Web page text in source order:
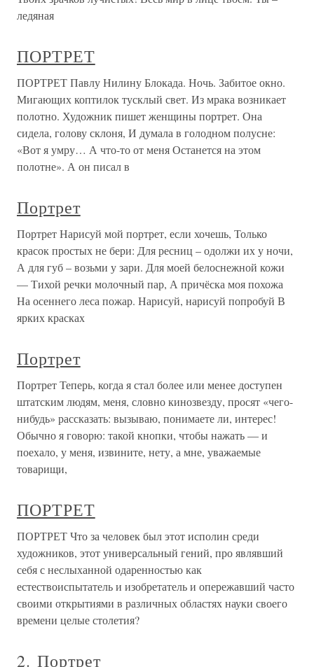
ледяная
ПОРТРЕТ
ПОРТРЕТ Павлу Нилину Блокада. Ночь. Забитое окно.
Мигающих коптилок тусклый свет. Из мрака возникает
полотно. Художник пишет женщины портрет. Она
сидела, голову склоня, И думала в голодном полусне:
«Вот я умру… А что-то от меня Останется на этом
полотне». А он писал в
Портрет
Портрет Нарисуй мой портрет, если хочешь, Только
красок простых не бери: Для ресниц – одолжи их у ночи,
А для губ – возьми у зари. Для моей белоснежной кожи
— Тихой речки молочный пар, А причёска моя похожа
На осеннего леса пожар. Нарисуй, нарисуй попробуй В
ярких красках
Портрет
Портрет Теперь, когда я стал более или менее доступен
штатским людям, меня, словно кинозвезду, просят «чего-
нибудь» рассказать: вызываю, понимаете ли, интерес!
Обычно я говорю: такой кнопки, чтобы нажать — и
поехало, у меня, извините, нету, а мне, уважаемые
товарищи,
ПОРТРЕТ
ПОРТРЕТ Что за человек был этот исполин среди
художников, этот универсальный гений, про являвший
себя с неслыханной одаренностью как
естествоиспытатель и изобретатель и опережавший часто
своими открытиями в различных областях науки своего
времени целые столетия?
2. Портрет